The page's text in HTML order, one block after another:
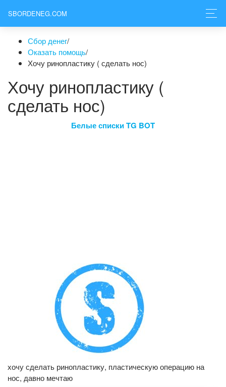
SBORDENEG.COM
Сбор денег/
Оказать помощь/
Хочу ринопластику ( сделать нос)
Хочу ринопластику (
сделать нос)
Белые списки TG BOT
хочу сделать ринопластику, пластическую операцию на
нос, давно мечтаю